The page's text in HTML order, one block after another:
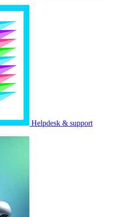
Helpdesk & support